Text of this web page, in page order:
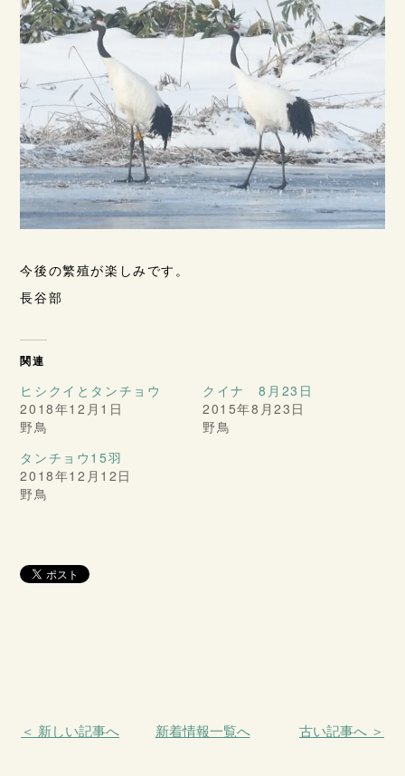
今後の繁殖が楽しみです。
長谷部
関連
ヒシクイとタンチョウ
2018年12月1日
野鳥
クイナ 8月23日
2015年8月23日
野鳥
タンチョウ15羽
2018年12月12日
野鳥
＜ 新しい記事へ 新着情報一覧へ 古い記事へ ＞